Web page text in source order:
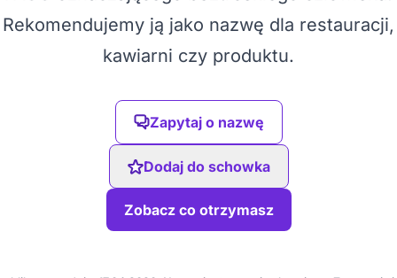
Rekomendujemy ją jako nazwę dla restauracji,
kawiarni czy produktu.
Zapytaj o nazwę
Dodaj do schowka
Zobacz co otrzymasz